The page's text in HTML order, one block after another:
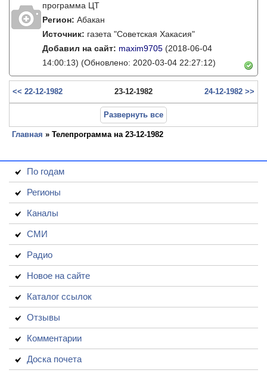
программа ЦТ
Регион: Абакан
Источник: газета "Советская Хакасия"
Добавил на сайт: maxim9705 (2018-06-04
14:00:13) (Обновлено: 2020-03-04 22:27:12)
<< 22-12-1982 23-12-1982 24-12-1982 >>
Развернуть все
Главная » Телепрограмма на 23-12-1982
По годам
Регионы
Каналы
СМИ
Радио
Новое на сайте
Каталог ссылок
Отзывы
Комментарии
Доска почета